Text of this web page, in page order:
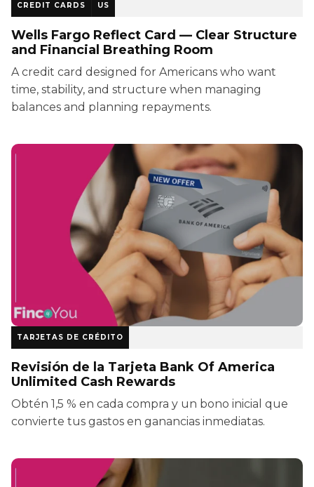
CREDIT CARDS US
Wells Fargo Reflect Card — Clear Structure
and Financial Breathing Room
A credit card designed for Americans who want
time, stability, and structure when managing
balances and planning repayments.
TARJETAS DE CRÉDITO
Revisión de la Tarjeta Bank Of America
Unlimited Cash Rewards
Obtén 1,5 % en cada compra y un bono inicial que
convierte tus gastos en ganancias inmediatas.